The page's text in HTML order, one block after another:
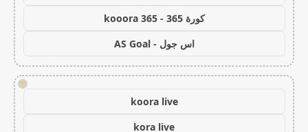
كورة 365 - kooora 365
اس جول - AS Goal
!
koora live
kora live